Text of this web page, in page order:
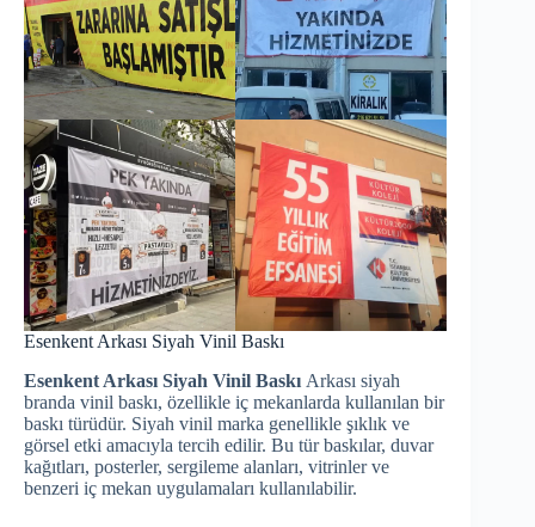
Esenkent Arkası Siyah Vinil Baskı
Esenkent Arkası Siyah Vinil Baskı Arkası siyah
branda vinil baskı, özellikle iç mekanlarda kullanılan bir
baskı türüdür. Siyah vinil marka genellikle şıklık ve
görsel etki amacıyla tercih edilir. Bu tür baskılar, duvar
kağıtları, posterler, sergileme alanları, vitrinler ve
benzeri iç mekan uygulamaları kullanılabilir.